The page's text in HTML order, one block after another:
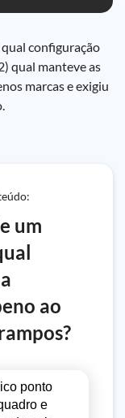
configuração
qual manteve as
marcas e exigiu
um
ao
ponto
e